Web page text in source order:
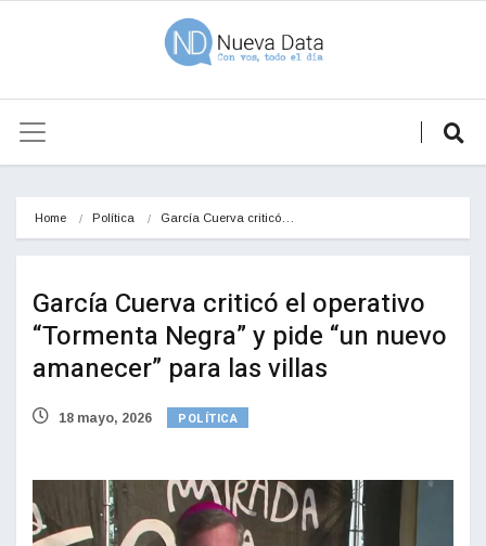
Home Política García Cuerva criticó…
García Cuerva criticó el operativo
“Tormenta Negra” y pide “un nuevo
amanecer” para las villas
18 mayo, 2026 POLÍTICA